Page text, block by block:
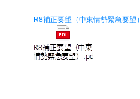
R8補正要望（中東情勢緊急要望）